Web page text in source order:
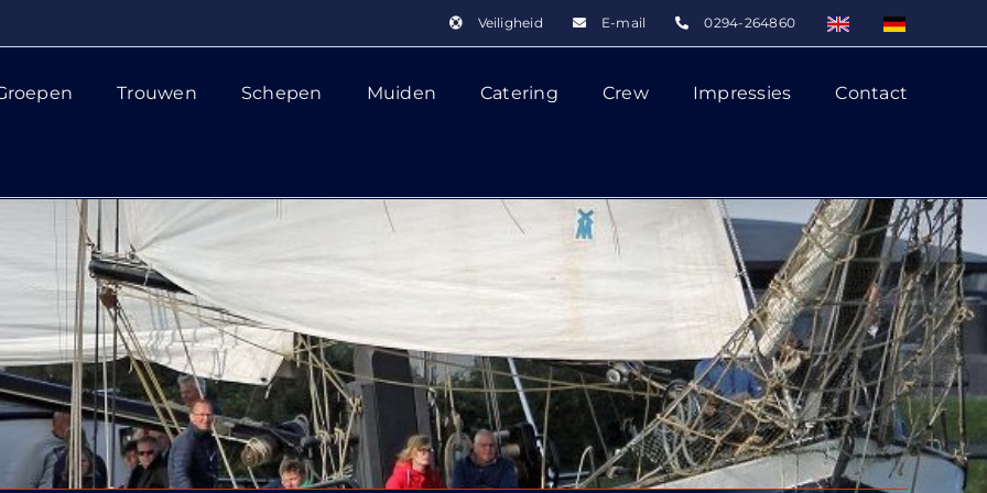
Veiligheid E-mail 0294-264860
Trouwen Schepen Muiden Catering Crew Impressies Contact